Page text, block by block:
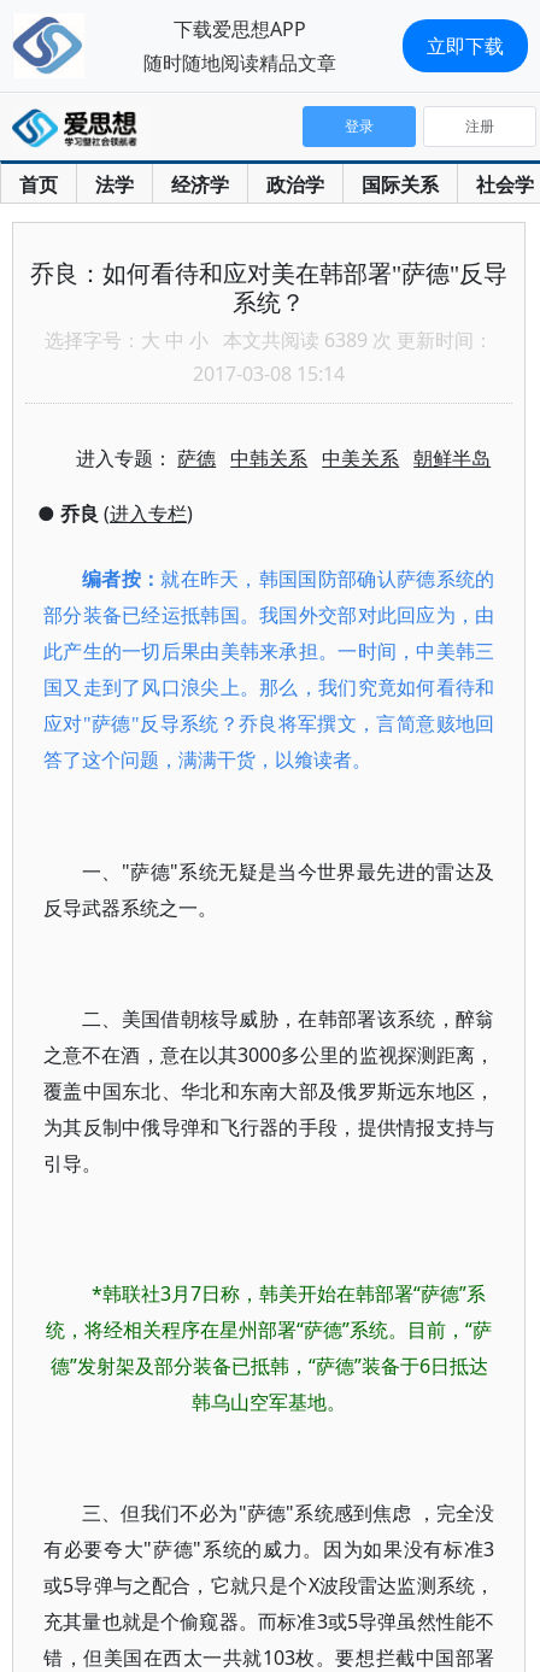
首页 法学 经济学 政治学 国际关系 社会学
登录 注册
乔良：如何看待和应对美在韩部署"萨德"反导
系统？
选择字号： 大 中 小 本文共阅读 6389 次 更新时间：
2017-03-08 15:14
进入专题：萨德 中韩关系 中美关系 朝鲜半岛
● 乔良 (进入专栏)
编者按： 就在昨天，韩国国防部确认萨德系统的
部分装备已经运抵韩国。我国外交部对此回应为，由
此产生的一切后果由美韩来承担。一时间，中美韩三
国又走到了风口浪尖上。那么，我们究竟如何看待和
应对"萨德"反导系统？乔良将军撰文，言简意赅地回
答了这个问题，满满干货，以飨读者。
一、"萨德"系统无疑是当今世界最先进的雷达及
反导武器系统之一。
二、美国借朝核导威胁，在韩部署该系统，醉翁
之意不在酒，意在以其3000多公里的监视探测距离，
覆盖中国东北、华北和东南大部及俄罗斯远东地区，
为其反制中俄导弹和飞行器的手段，提供情报支持与
引导。
*韩联社3月7日称，韩美开始在韩部署“萨德”系
统，将经相关程序在星州部署“萨德”系统。目前，“萨
德”发射架及部分装备已抵韩，“萨德”装备于6日抵达
韩乌山空军基地。
三、但我们不必为"萨德"系统感到焦虑 ，完全没
有必要夸大"萨德"系统的威力。因为如果没有标准3
或5导弹与之配合，它就只是个X波段雷达监测系统，
充其量也就是个偷窥器。而标准3或5导弹虽然性能不
错，但美国在西太一共就103枚。要想拦截中国部署
下载爱思想APP
随时随地阅读精品文章
立即下载